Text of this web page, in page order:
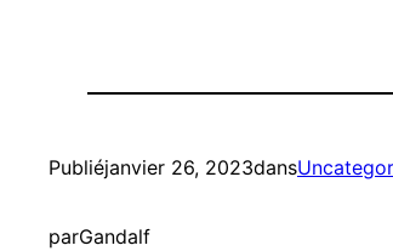
Publiéjanvier 26, 2023dans
parGandalf